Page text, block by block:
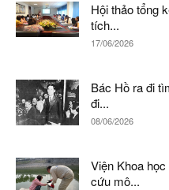
Hội thảo tổng
tích...
17/06/2026
Bác Hồ ra đi
đi...
08/06/2026
Viện Khoa
cứu mô...